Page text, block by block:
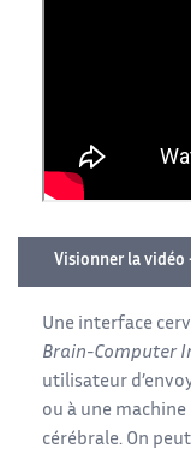
Visionner la vidéo
Une interface
Brain-Computer
utilisateur
ou à une
cérébrale. On